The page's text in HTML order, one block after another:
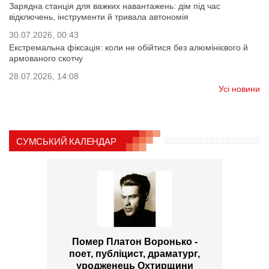
Зарядна станція для важких навантажень: дім під час
відключень, інструменти й тривала автономія
30.07.2026, 00:43
Екстремальна фіксація: коли не обійтися без алюмінієвого й
армованого скотчу
28.07.2026, 14:08
Усі новини
СУМСЬКИЙ КАЛЕНДАР
Помер Платон Воронько -
поет, публіцист, драматург,
уродженець Охтирщини